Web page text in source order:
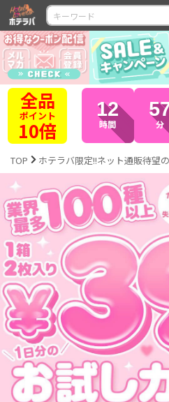
全品
ポイント
10倍
12
時間 分
TOP